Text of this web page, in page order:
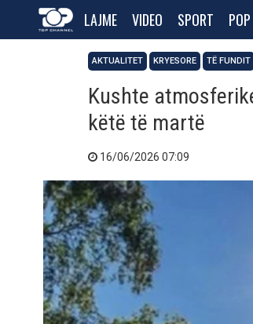
LAJME VIDEO SPORT
AKTUALITET KRYESORE TË FUNDIT
Kushte
këtë të martë
16/06/2026 07:09